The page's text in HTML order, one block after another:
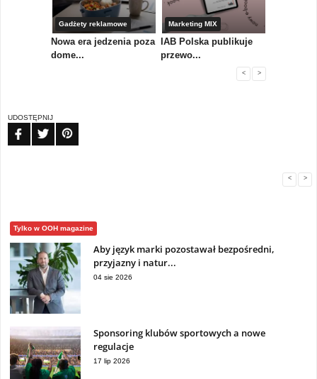
Gadżety reklamowe
Nowa era jedzenia poza
dome...
Marketing MIX
IAB Polska publikuje
przewo...
< >
UDOSTĘPNIJ
< >
Tylko w OOH magazine
Aby język marki pozostawał bezpośredni,
przyjazny i natur...
04 sie 2026
Sponsoring klubów sportowych a nowe
regulacje
17 lip 2026